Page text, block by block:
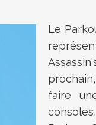
Le
faire